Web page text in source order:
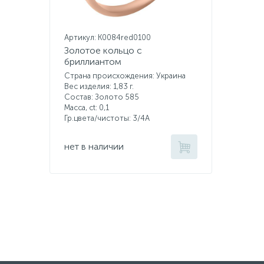
Артикул: K0084red0100
Золотое кольцо с
бриллиантом
Страна происхождения: Украина
Вес изделия: 1,83 г.
Состав: Золото 585
Масса, ct: 0,1
Гр.цвета/чистоты: 3/4А
нет в наличии